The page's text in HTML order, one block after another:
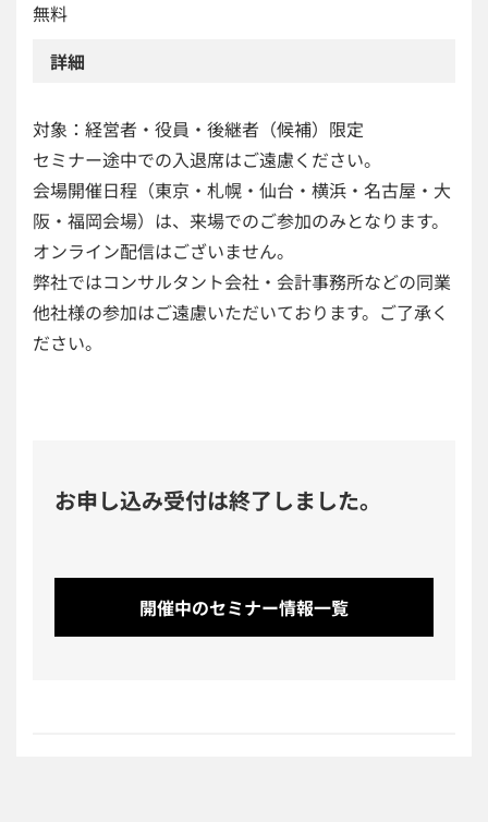
無料
詳細
対象：経営者・役員・後継者（候補）限定
セミナー途中での入退席はご遠慮ください。
会場開催日程（東京・札幌・仙台・横浜・名古屋・大
阪・福岡会場）は、来場でのご参加のみとなります。
オンライン配信はございません。
弊社ではコンサルタント会社・会計事務所などの同業
他社様の参加はご遠慮いただいております。ご了承く
ださい。
お申し込み受付は終了しました。
開催中のセミナー情報一覧